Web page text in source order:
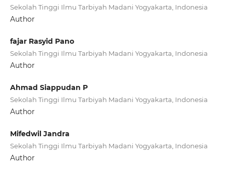
Sekolah Tinggi Ilmu Tarbiyah Madani Yogyakarta, Indonesia
Author
fajar Rasyid Pano
Sekolah Tinggi Ilmu Tarbiyah Madani Yogyakarta, Indonesia
Author
Ahmad Siappudan P
Sekolah Tinggi Ilmu Tarbiyah Madani Yogyakarta, Indonesia
Author
Mifedwil Jandra
Sekolah Tinggi Ilmu Tarbiyah Madani Yogyakarta, Indonesia
Author